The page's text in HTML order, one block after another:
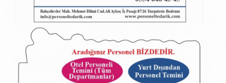
5009+ kez okundu.
ABONE OL